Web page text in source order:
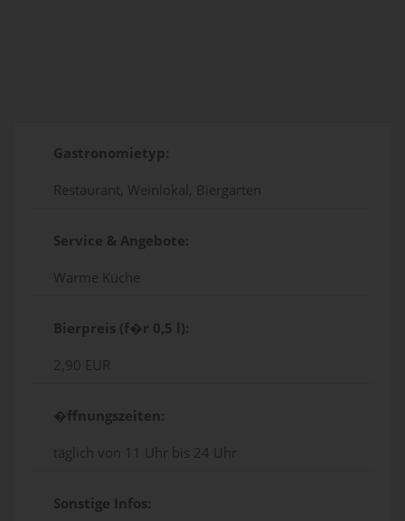
Gastronomietyp:
Restaurant, Weinlokal, Biergarten
Service & Angebote:
Warme Küche
Bierpreis (f�r 0,5 l):
2,90 EUR
�ffnungszeiten:
täglich von 11 Uhr bis 24 Uhr
Sonstige Infos: